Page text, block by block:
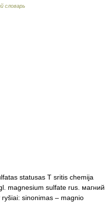
словарь
statusas T sritis chemija
magnesium sulfate rus. магний
sinonimas – magnio